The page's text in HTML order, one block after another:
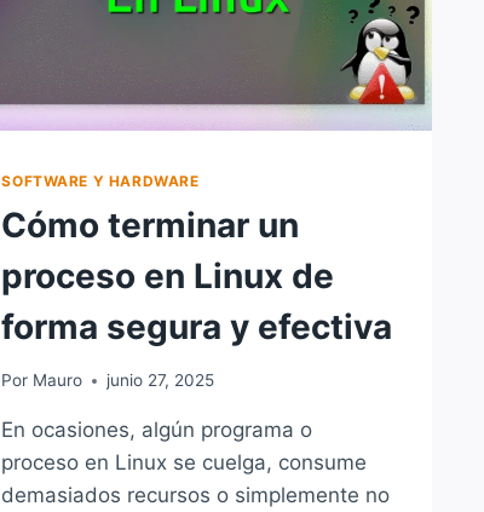
LA
SOFTWARE Y HARDWARE
Cómo terminar un
proceso en Linux de
forma segura y efectiva
Por Mauro junio 27, 2025
En ocasiones, algún programa o
proceso en Linux se cuelga, consume
demasiados recursos o simplemente no